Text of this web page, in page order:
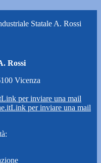
Statale A. Rossi
Rossi
Vicenza
Link per inviare una mail
Link per inviare una mail